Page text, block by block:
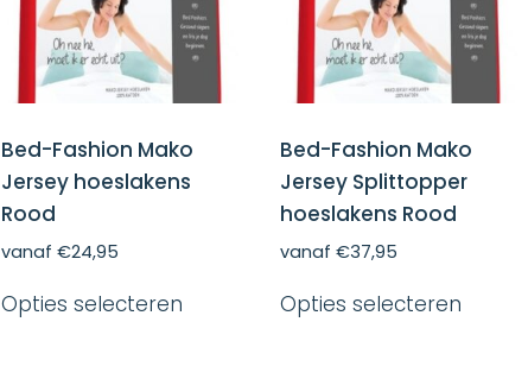
Bed-Fashion Mako
Jersey hoeslakens
Rood
vanaf€24,95
Opties selecteren
Bed-Fashion Mako
Jersey Splittopper
hoeslakens Rood
vanaf €37,95
Opties selecterenproduct